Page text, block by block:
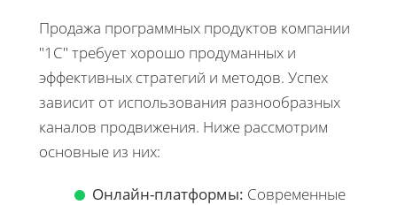
Продажа программных продуктов компании
"1С" требует хорошо продуманных и
эффективных стратегий и методов. Успех
зависит от использования разнообразных
каналов продвижения. Ниже рассмотрим
основные из них:
Онлайн-платформы: Современные